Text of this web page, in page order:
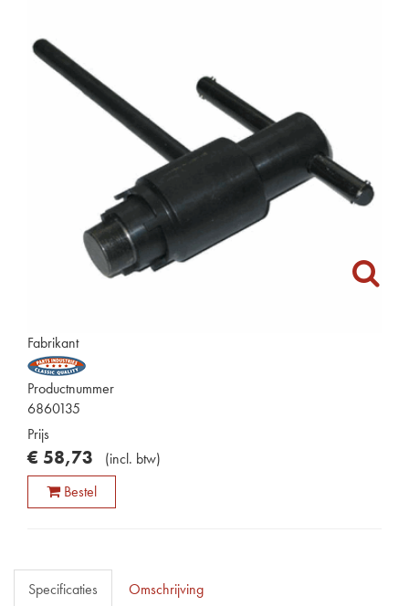
Fabrikant
Productnummer
6860135
Prijs
€ 58,73 (incl. btw)
Bestel
Specificaties Omschrijving